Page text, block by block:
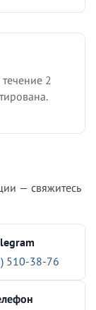
2
— свяжитесь
510-38-76